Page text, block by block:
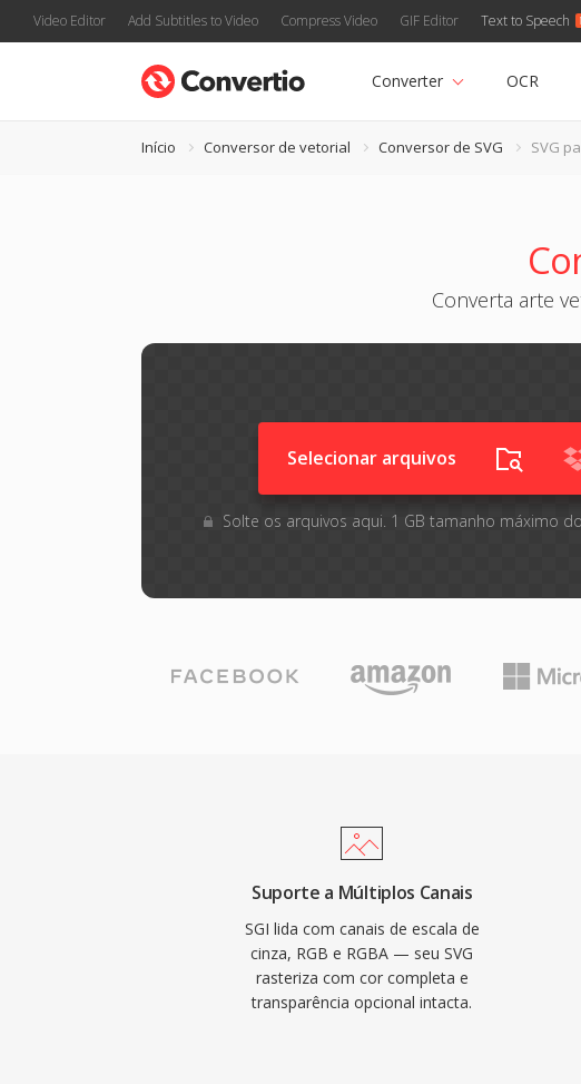
Video Editor Add Subtitles to Video Compress Video GIF Editor Text to Speech
Converter OCR
Início Conversor de vetorial Conversor de SVG SVG
Converta arte
Selecionar arquivos
Solte os arquivos aqui. 1 GB tamanho máximo
Suporte a Múltiplos Canais
SGI lida com canais de escala de
cinza, RGB e RGBA — seu SVG
rasteriza com cor completa e
transparência opcional intacta.